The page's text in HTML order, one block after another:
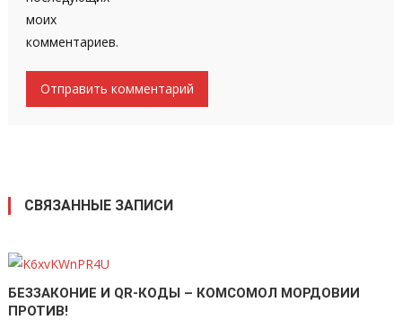
моих
комментариев.
СВЯЗАННЫЕ ЗАПИСИ
БЕЗЗАКОНИЕ И QR-КОДЫ – КОМСОМОЛ МОРДОВИИ
ПРОТИВ!